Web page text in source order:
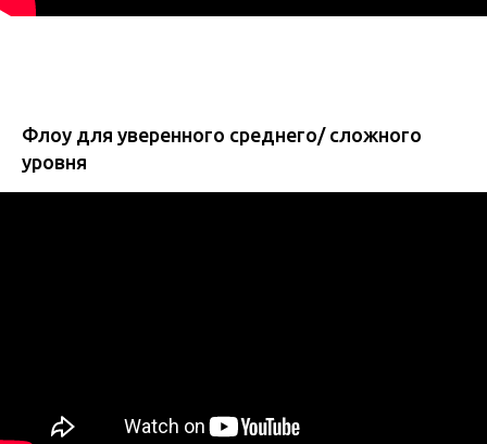
Флоу для уверенного среднего/ сложного
уровня